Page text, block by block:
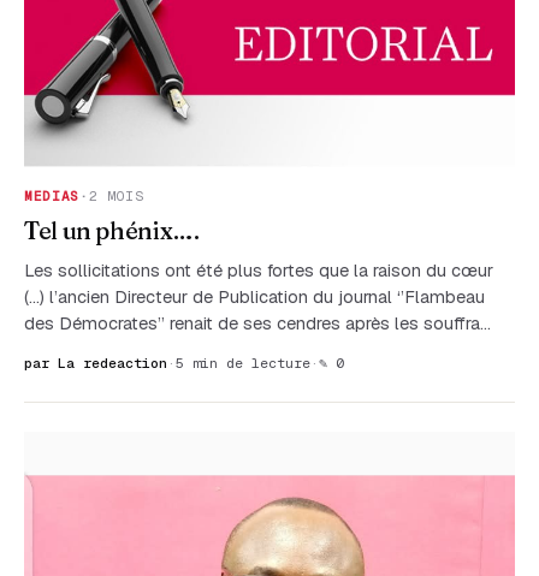
MEDIAS · 2 MOIS
Tel un phénix….
Les sollicitations ont été plus fortes que la raison du cœur
(...) l’ancien Directeur de Publication du journal ‘’Flambeau
des Démocrates’’ renait de ses cendres après les souffra…
par La redeaction · 5 min de lecture · ✎ 0